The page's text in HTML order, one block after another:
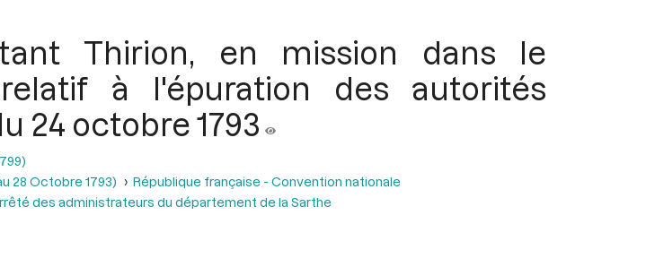
Thirion, en mission dans le
à l'épuration des autorités
24 octobre 1793
28 Octobre 1793)
République française - Convention nationale
des administrateurs du département de la Sarthe